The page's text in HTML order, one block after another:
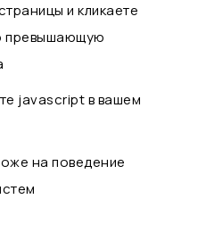
и кликаете
превышающую
javascript в вашем
на поведение